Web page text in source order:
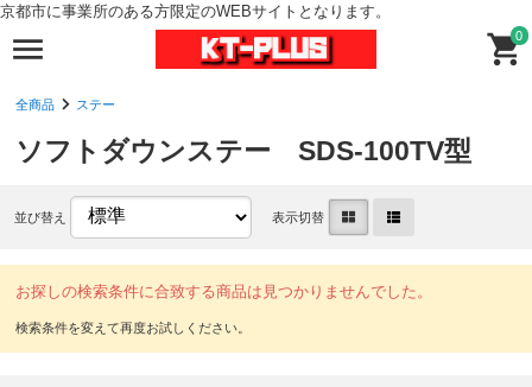
京都市に事業所のある方限定のWEBサイトとなります。
0
全商品 ステー
ソフトダウンステー SDS-100TV型
並び替え 表示切替
お探しの検索条件に合致する商品は見つかりませんでした。